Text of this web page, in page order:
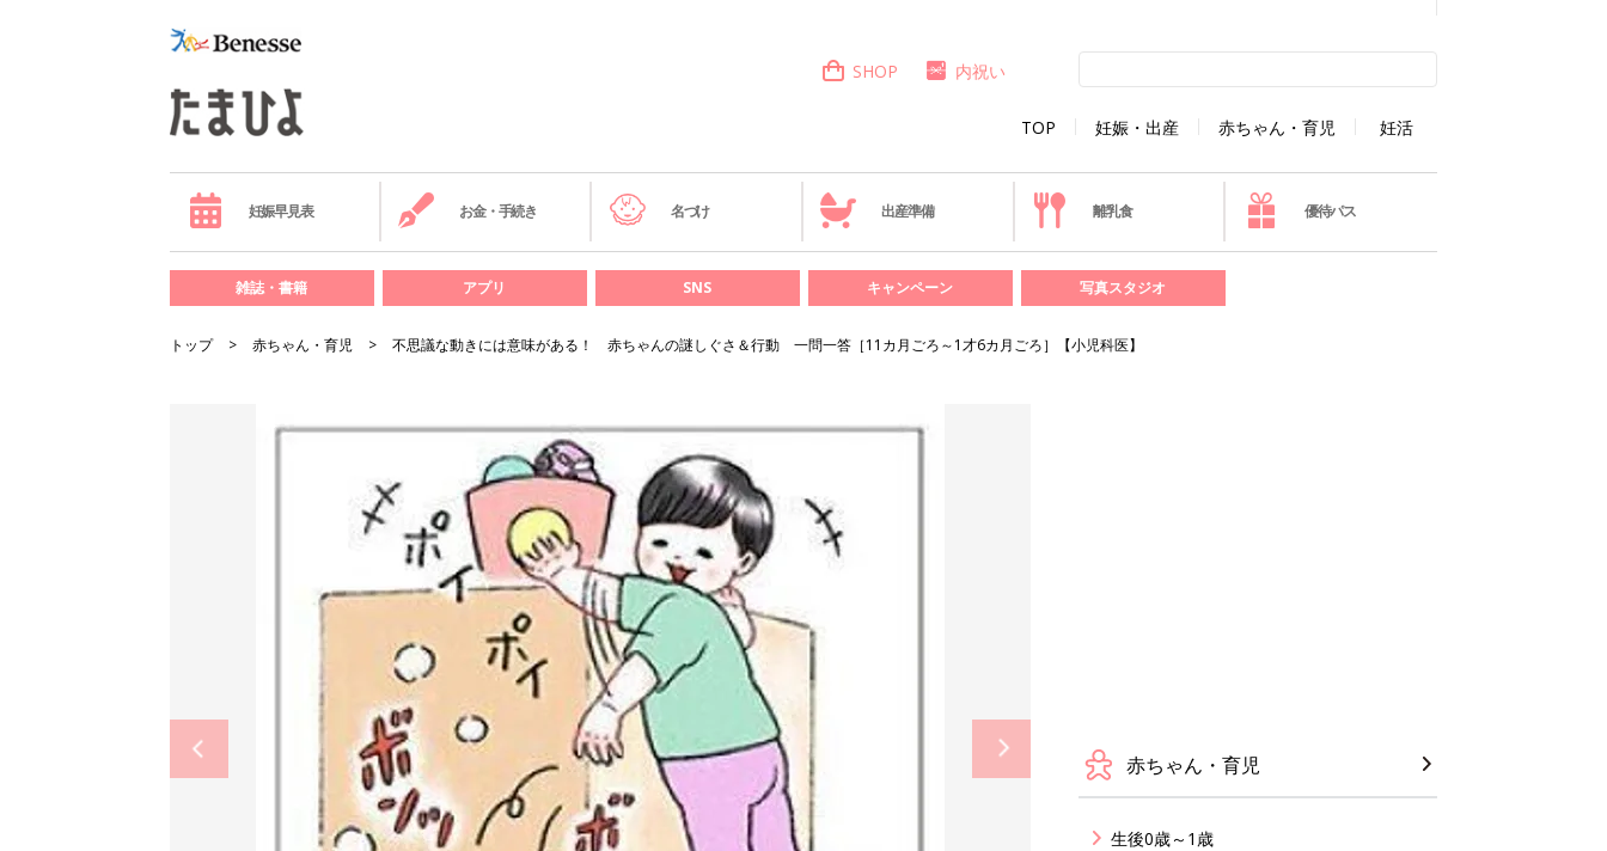
TOP 妊娠・出産 赤ちゃん・育児 妊活
SHOP 内祝い
妊娠早見表 お金・手続き 名づけ 出産準備 離乳食 優待パス
雑誌・書籍 アプリ SNS キャンペーン 写真スタジオ
トップ 赤ちゃん・育児 不思議な動きには意味がある！ 赤ちゃんの謎しぐさ＆行動 一問一答［11カ月ごろ～1才6カ月ごろ］【小児科医】
赤ちゃん・育児
生後0歳～1歳